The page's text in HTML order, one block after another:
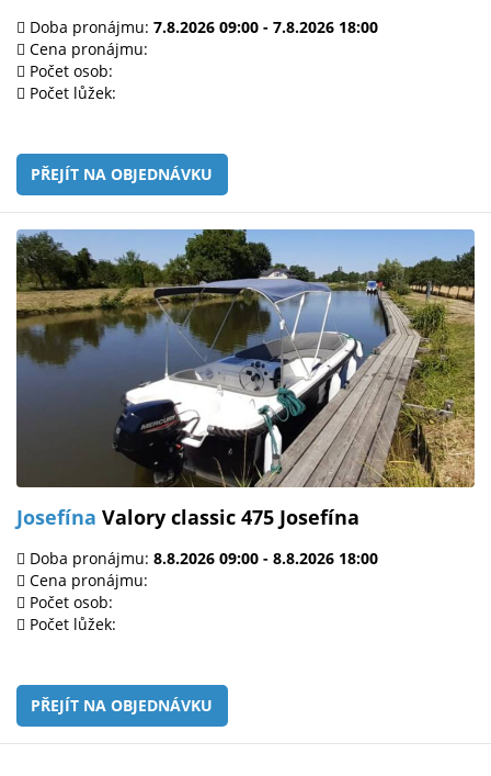
Doba pronájmu: 7.8.2026 09:00 - 7.8.2026 18:00
Cena pronájmu:
Počet osob:
Počet lůžek:
PŘEJÍT NA OBJEDNÁVKU
Josefína Valory classic 475 Josefína
Doba pronájmu: 8.8.2026 09:00 - 8.8.2026 18:00
Cena pronájmu:
Počet osob:
Počet lůžek:
PŘEJÍT NA OBJEDNÁVKU